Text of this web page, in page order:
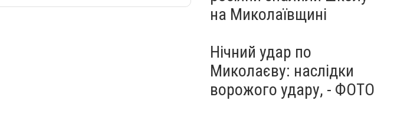
на Миколаївщині
Нічний удар по
Миколаєву: наслідки
ворожого удару, - ФОТО